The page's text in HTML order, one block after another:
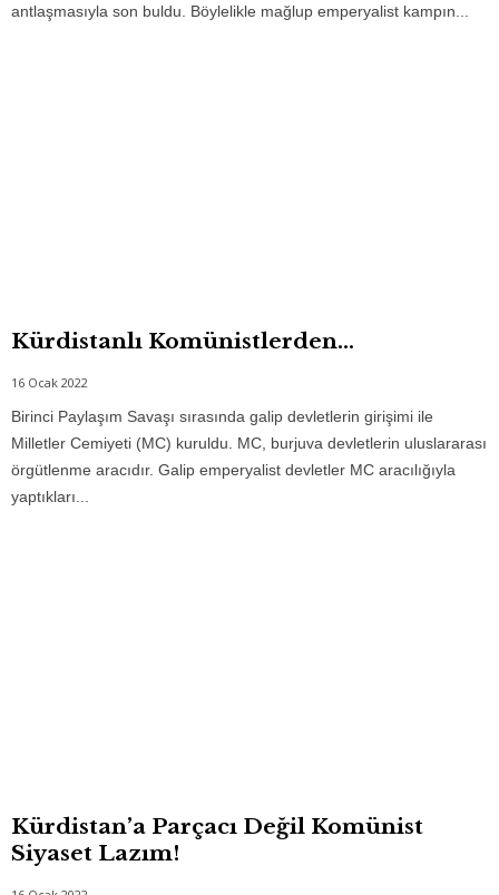
antlaşmasıyla son buldu. Böylelikle mağlup emperyalist kampın...
Kürdistanlı Komünistlerden…
16 Ocak 2022
Birinci Paylaşım Savaşı sırasında galip devletlerin girişimi ile
Milletler Cemiyeti (MC) kuruldu. MC, burjuva devletlerin uluslararası
örgütlenme aracıdır. Galip emperyalist devletler MC aracılığıyla
yaptıkları...
Kürdistan’a Parçacı Değil Komünist
Siyaset Lazım!